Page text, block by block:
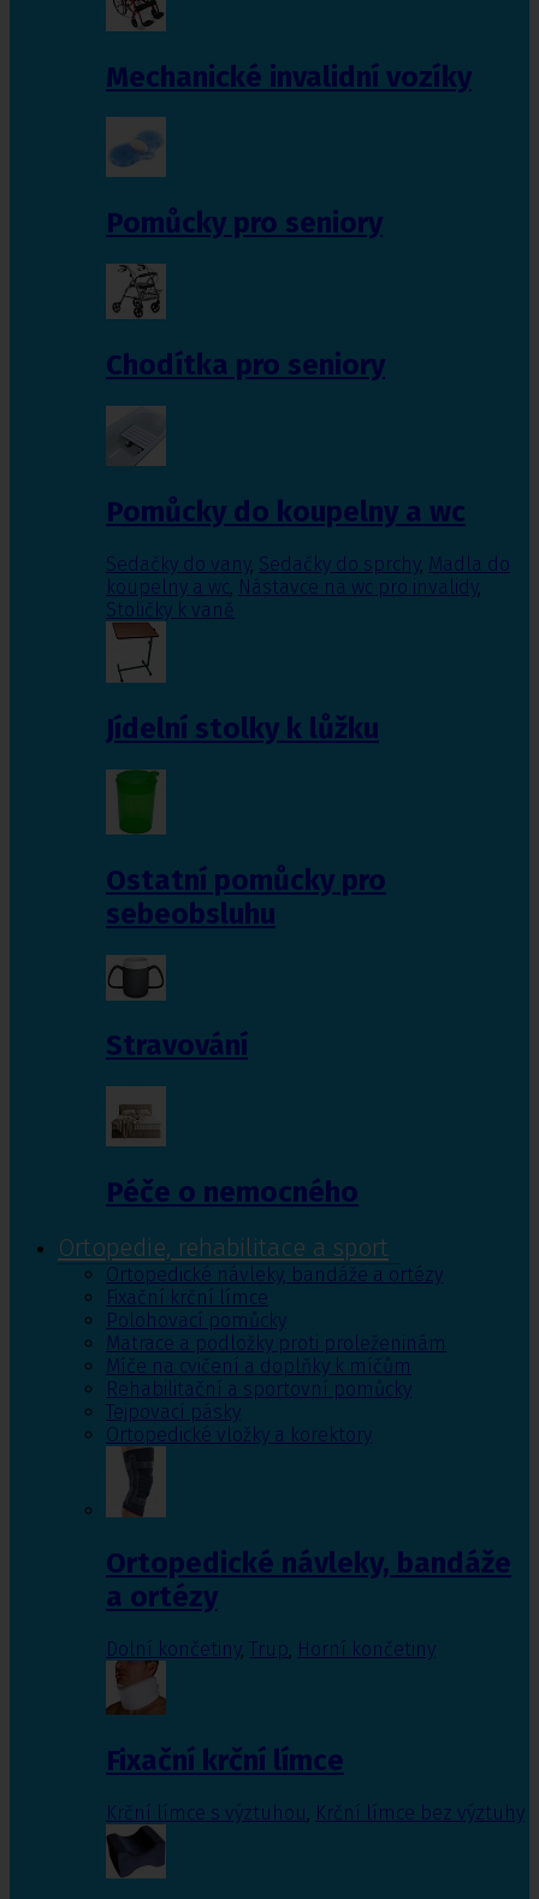
Mechanické invalidní vozíky
Pomůcky pro seniory
Chodítka pro seniory
Pomůcky do koupelny a wc
Sedačky do vany, Sedačky do sprchy, Madla do
koupelny a wc, Nástavce na wc pro invalidy,
Stoličky k vaně
Jídelní stolky k lůžku
Ostatní pomůcky pro
sebeobsluhu
Stravování
Péče o nemocného
Ortopedie, rehabilitace a sport
Ortopedické návleky, bandáže a ortézy
Fixační krční límce
Polohovací pomůcky
Matrace a podložky proti proleženinám
Míče na cvičení a doplňky k míčům
Rehabilitační a sportovní pomůcky
Tejpovací pásky
Ortopedické vložky a korektory
Ortopedické návleky, bandáže
a ortézy
Dolní končetiny, Trup, Horní končetiny
Fixační krční límce
Krční límce s výztuhou Krční límce bez výztuhy